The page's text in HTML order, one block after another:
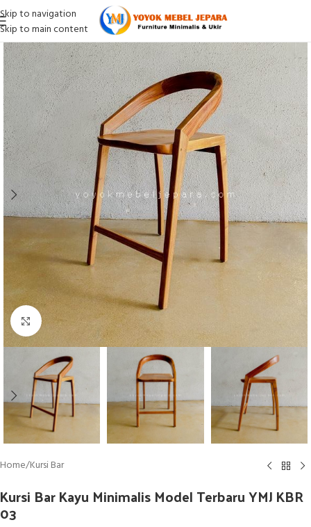
Skip to navigation
Skip to main content
Click to enlarge
Home/Kursi Bar
Kursi Bar Kayu Minimalis Model Terbaru YMJ KBR
03